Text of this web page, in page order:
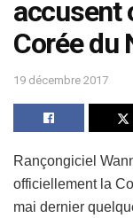
accusent
Corée du
19 décembre 2017
Rançongiciel
officiellement la
mai dernier